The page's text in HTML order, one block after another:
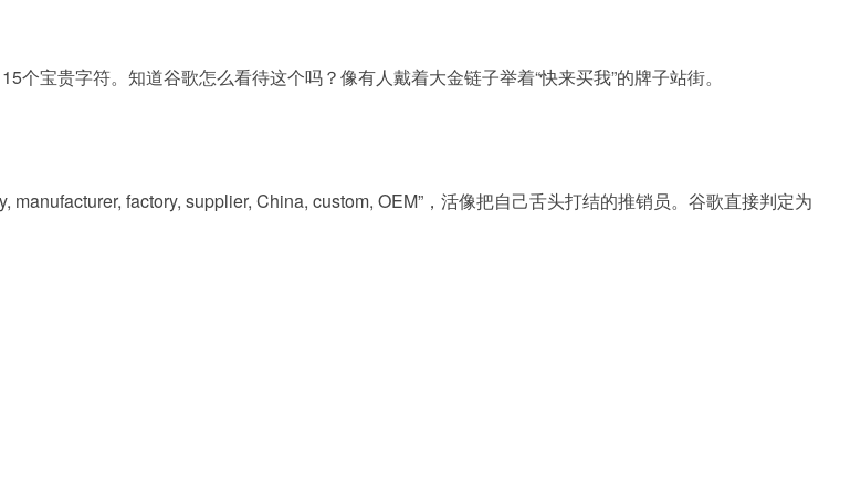
个宝贵字符。知道谷歌怎么看待这个吗？像有人戴着大金链子举着“快来买我”的牌子站街。
factory, supplier, China, custom, OEM”，活像把自己舌头打结的推销员。谷歌直接判定为